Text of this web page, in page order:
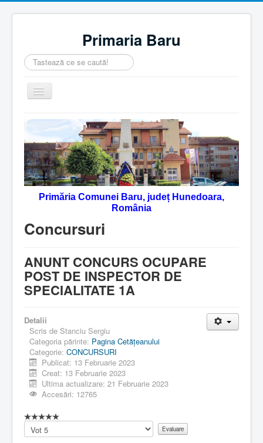
Primaria Baru
Căutare
...
Comută
navigarea
Home
Despre noi
Noutăţi
Contact
Servicii Online
Primăria Comunei Baru, județ Hunedoara,
România
Concursuri
ANUNT CONCURS OCUPARE
POST DE INSPECTOR DE
SPECIALITATE 1A
Detalii
Scris de Stanciu Sergiu
Categoria părinte: Pagina Cetăţeanului
Categorie: CONCURSURI
Publicat: 13 Februarie 2023
Creat: 13 Februarie 2023
Ultima actualizare: 21 Februarie 2023
Accesări: 12765
Vă
rugăm